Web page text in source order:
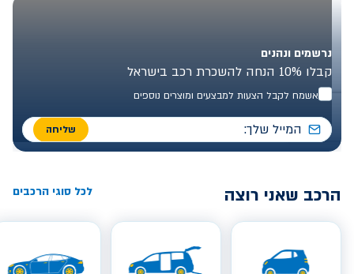
נרשמים ונהנים
קבלו 10% הנחה להשכרת רכב בישראל
אשמח לקבל הצעות למבצעים ומוצרים נוספים
שליחה
הרכב שאני רוצה לכל סוגי הרכבים